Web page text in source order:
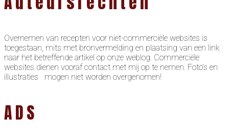
Overnemen van recepten voor niet-commerciële websites is
toegestaan, mits met bronvermelding en plaatsing van een link
naar het betreffende artikel op onze weblog. Commerciële
websites dienen vooraf contact met mij op te nemen. Foto’s en
illustraties mogen niet worden overgenomen!
ADS